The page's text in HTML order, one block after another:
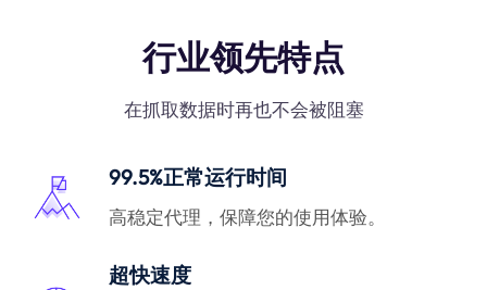
行业领先特点
在抓取数据时再也不会被阻塞
99.5%正常运行时间
高稳定代理，保障您的使用体验。
超快速度